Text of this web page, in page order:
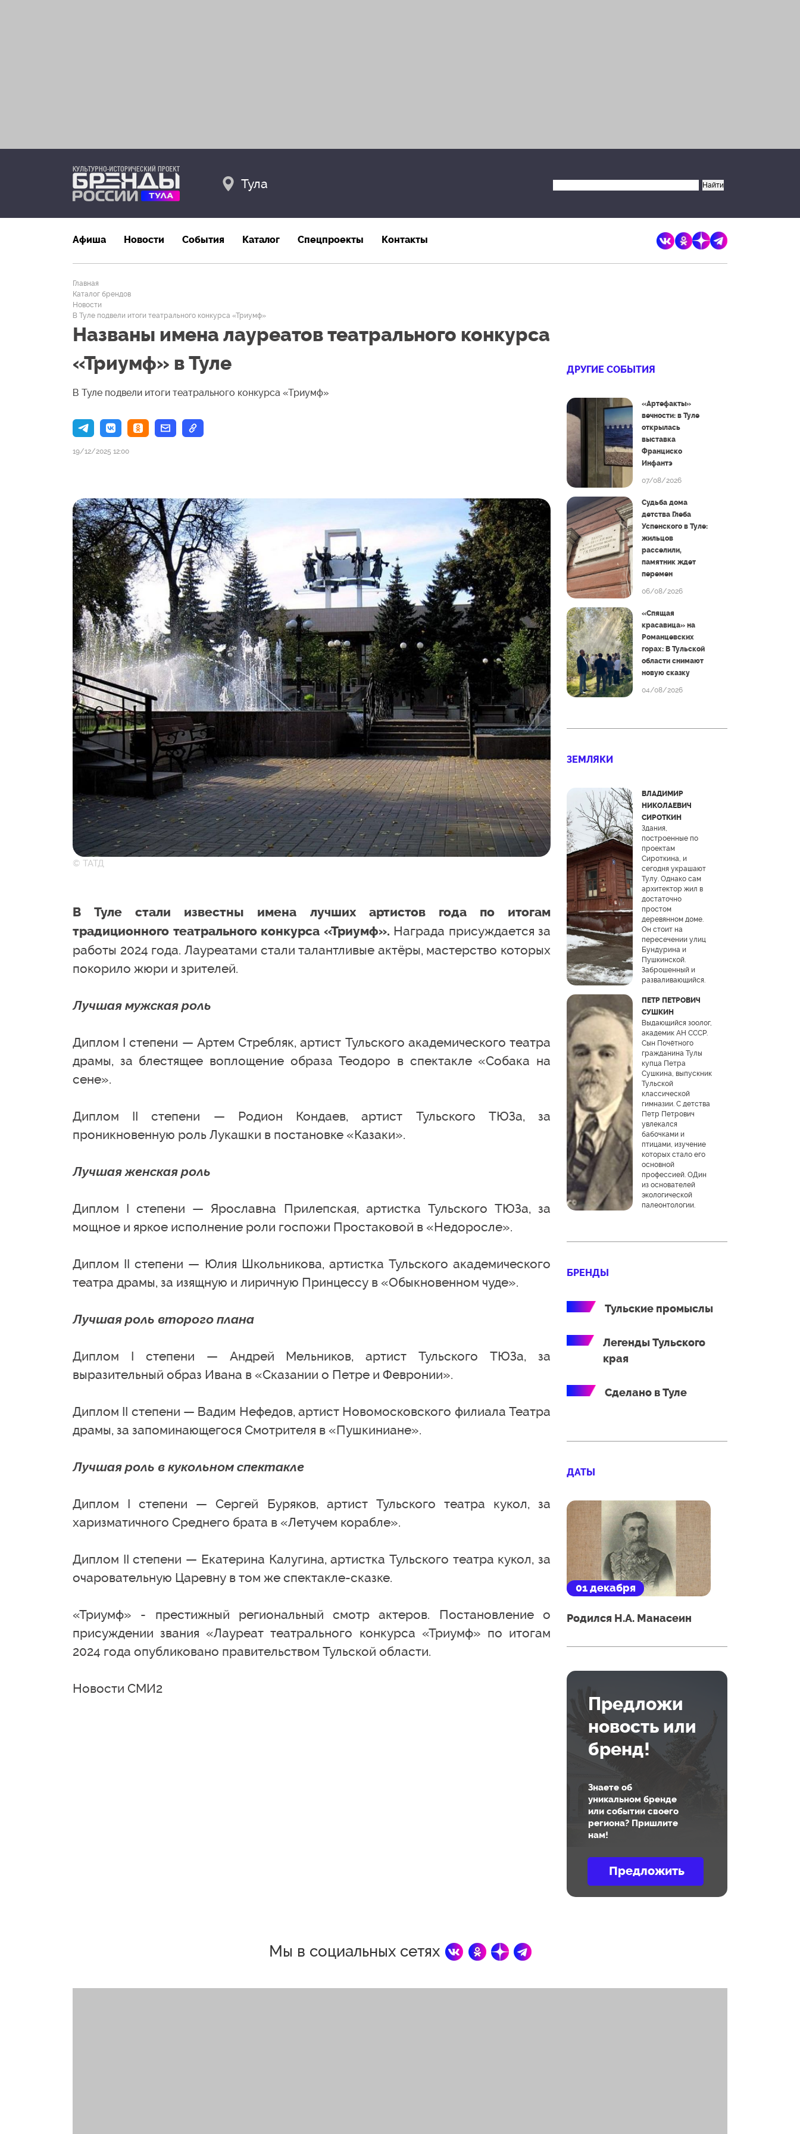
Тула
Афиша Новости События Каталог Спецпроекты Контакты
Главная
Каталог брендов
Новости
В Туле подвели итоги театрального конкурса «Триумф»
Названы имена лауреатов театрального конкурса
«Триумф» в Туле
В Туле подвели итоги театрального конкурса «Триумф»
19/12/2025 12:00
© ТАТД
В Туле стали известны имена лучших артистов года по итогам
традиционного театрального конкурса «Триумф». Награда присуждается за
работы 2024 года. Лауреатами стали талантливые актёры, мастерство которых
покорило жюри и зрителей.
Лучшая мужская роль
Диплом I степени — Артем Стребляк, артист Тульского академического театра
драмы, за блестящее воплощение образа Теодоро в спектакле «Собака на
сене».
Диплом II степени — Родион Кондаев, артист Тульского ТЮЗа, за
проникновенную роль Лукашки в постановке «Казаки».
Лучшая женская роль
Диплом I степени — Ярославна Прилепская, артистка Тульского ТЮЗа, за
мощное и яркое исполнение роли госпожи Простаковой в «Недоросле».
Диплом II степени — Юлия Школьникова, артистка Тульского академического
театра драмы, за изящную и лиричную Принцессу в «Обыкновенном чуде».
Лучшая роль второго плана
Диплом I степени — Андрей Мельников, артист Тульского ТЮЗа, за
выразительный образ Ивана в «Сказании о Петре и Февронии».
Диплом II степени — Вадим Нефедов, артист Новомосковского филиала Театра
драмы, за запоминающегося Смотрителя в «Пушкиниане».
Лучшая роль в кукольном спектакле
Диплом I степени — Сергей Буряков, артист Тульского театра кукол, за
харизматичного Среднего брата в «Летучем корабле».
Диплом II степени — Екатерина Калугина, артистка Тульского театра кукол, за
очаровательную Царевну в том же спектакле-сказке.
«Триумф» - престижный региональный смотр актеров. Постановление о
присуждении звания «Лауреат театрального конкурса «Триумф» по итогам
2024 года опубликовано правительством Тульской области.
Новости СМИ2
ДРУГИЕ СОБЫТИЯ
«Артефакты»
вечности: в Туле
открылась
выставка
Франциско
Инфантэ
07/08/2026
Судьба дома
детства Глеба
Успенского в Туле:
жильцов
расселили,
памятник ждет
перемен
06/08/2026
«Спящая
красавица» на
Романцевских
горах: В Тульской
области снимают
новую сказку
04/08/2026
ЗЕМЛЯКИ
ВЛАДИМИР
НИКОЛАЕВИЧ
СИРОТКИН
Здания,
построенные по
проектам
Сироткина, и
сегодня украшают
Тулу. Однако сам
архитектор жил в
достаточно
простом
деревянном доме.
Он стоит на
пересечении улиц
Бундурина и
Пушкинской.
Заброшенный и
разваливающийся.
ПЕТР ПЕТРОВИЧ
СУШКИН
Выдающийся зоолог,
академик АН СССР.
Сын Почётного
гражданина Тулы
купца Петра
Сушкина, выпускник
Тульской
классической
гимназии. С детства
Петр Петрович
увлекался
бабочками и
птицами, изучение
которых стало его
основной
профессией. ОДин
из основателей
экологической
палеонтологии.
БРЕНДЫ
Тульские промыслы
Легенды Тульского
края
Сделано в Туле
ДАТЫ
01 декабря
Родился Н.А. Манасеин
Предложи
новость или
бренд!
Знаете об
уникальном бренде
или событии своего
региона? Пришлите
нам!
Мы в социальных сетях